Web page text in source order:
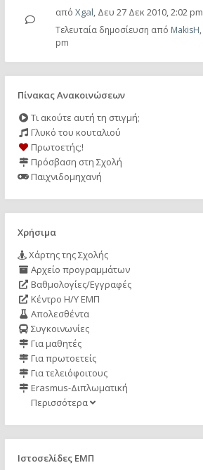
από Xgal, Δευ 27 Δεκ 2010, 2:02 pm
Τελευταία δημοσίευση από MakisH,
pm
Πίνακας Ανακοινώσεων
Τι ακούτε αυτή τη στιγμή;
Γλυκό του κουταλιού
Πρωτοετής;!
Πρόσβαση στη Σχολή
Παιχνιδομηχανή
Χρήσιμα
Χάρτης της Σχολής
Αρχείο προγραμμάτων
Βαθμολογίες/Εγγραφές
Κέντρο Η/Υ ΕΜΠ
Απολεσθέντα
Συγκοινωνίες
Για μαθητές
Για πρωτοετείς
Για τελειόφοιτους
Erasmus-Διπλωματική
Περισσότερα
Ιστοσελίδες ΕΜΠ